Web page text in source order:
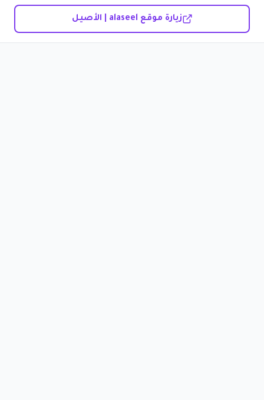
زيارة موقع alaseel | الأصيل